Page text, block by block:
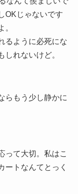
OKじゃないです
。
るように必死にな
しれないけど。
らもう少し静かに
って大切。私はこ
ートなんてとっく